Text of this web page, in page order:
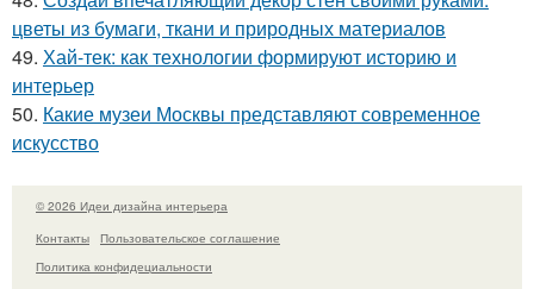
цветы из бумаги, ткани и природных материалов
49. Хай-тек: как технологии формируют историю и
интерьер
50. Какие музеи Москвы представляют современное
искусство
© 2026 Идеи дизайна интерьера
Контакты
Пользовательское соглашение
Политика конфидециальности